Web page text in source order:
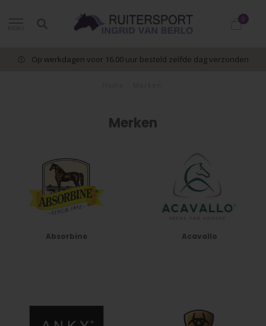
0
Op werkdagen voor 16.00 uur besteld zelfde dag verzonden
Merken
Absorbine Acavallo